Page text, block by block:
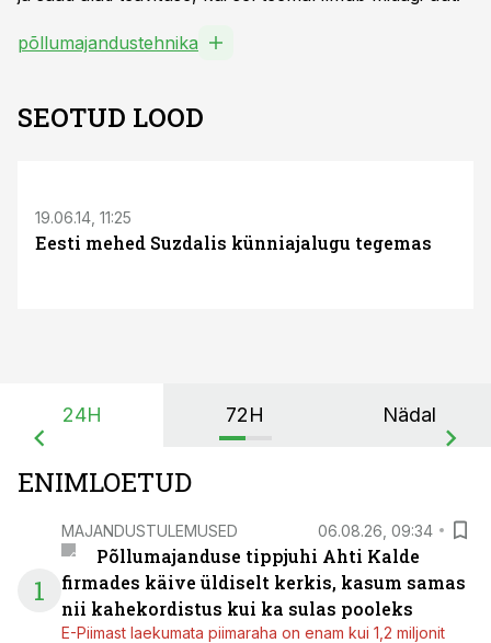
põllumajandustehnika
SEOTUD LOOD
19.06.14, 11:25
Eesti mehed Suzdalis künniajalugu tegemas
24H 72H Nädal
ENIMLOETUD
1
MAJANDUSTULEMUSED 06.08.26, 09:34
Põllumajanduse tippjuhi Ahti Kalde
firmades käive üldiselt kerkis, kasum samas
nii kahekordistus kui ka sulas pooleks
E-Piimast laekumata piimaraha on enam kui 1,2 miljonit